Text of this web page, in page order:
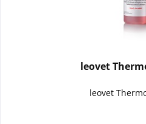
leovet
leovet